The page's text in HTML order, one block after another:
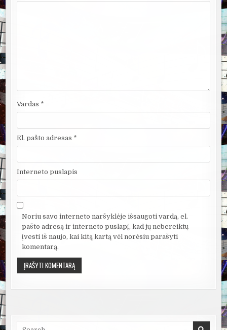
Vardas *
El. pašto adresas *
Interneto puslapis
Noriu savo interneto naršyklėje išsaugoti vardą, el.
pašto adresą ir interneto puslapį, kad jų nebereiktų
įvesti iš naujo, kai kitą kartą vėl norėsiu parašyti
komentarą.